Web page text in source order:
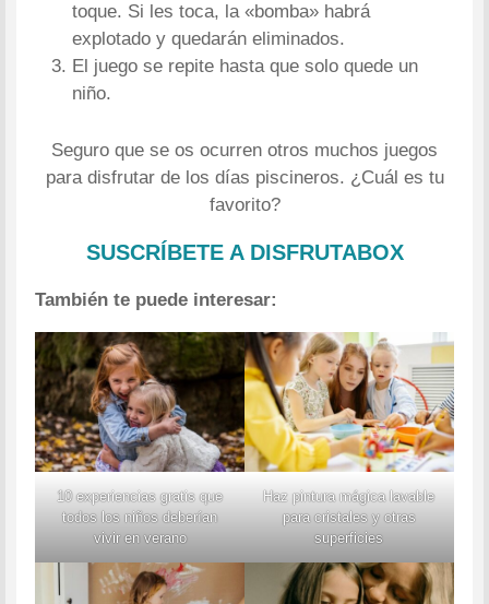
toque. Si les toca, la «bomba» habrá
explotado y quedarán eliminados.
El juego se repite hasta que solo quede un
niño.
Seguro que se os ocurren otros muchos juegos
para disfrutar de los días piscineros. ¿Cuál es tu
favorito?
SUSCRÍBETE A DISFRUTABOX
También te puede interesar:
10 experiencias gratis que
todos los niños deberían
vivir en verano
Haz pintura mágica lavable
para cristales y otras
superficies